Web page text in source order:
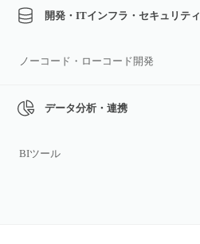
開発・ITインフラ・セキュリティ
ノーコード・ローコード開発
データ分析・連携
BIツール